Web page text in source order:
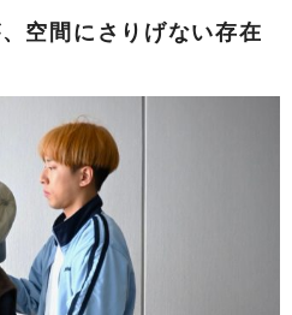
空間にさりげない存在